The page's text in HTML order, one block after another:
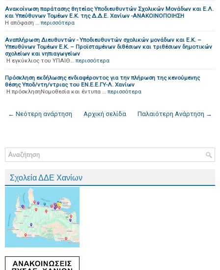
Ανακοίνωση παράτασης θητείας Υποδιευθυντών Σχολικών Μονάδων και Ε.Λ.
και Υπεύθυνων Τομέων Ε.Κ. της Δ.Δ.Ε. Χανίων -ΑΝΑΚΟΙΝΟΠΟΙΗΣΗ
Η απόφαση … περισσότερα
Αναπλήρωση Διευθυντών - Υποδιευθυντών σχολικών μονάδων και Ε.Κ. –
Υπευθύνων Τομέων Ε.Κ. – Προϊσταμένων διθέσιων και τριθέσιων δημοτικών
σχολείων και νηπιαγωγείων
H εγκύκλιος του ΥΠΑΙΘ… περισσότερα
Πρόσκληση εκδήλωσης ενδιαφέροντος για την πλήρωση της κενούμενης
θέσης Υποδ/ντη/ντριας του ΕΝ.Ε.Ε.ΓΥ-Λ. Χανίων
Η πρόσκλησηΝομοθεσία και έντυπα … περισσότερα
← Νεότερη ανάρτηση Παλαιότερη Ανάρτηση →
Αρχική σελίδα
Σχολεία ΔΔΕ Χανίων